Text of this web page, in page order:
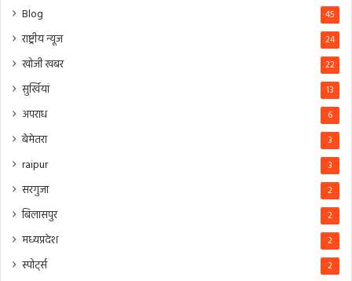
Blog 45
राष्ट्रीय न्यूज 24
खोजी खबर 22
सुर्खियां 13
अपराध 6
बेमेतरा 3
raipur 3
सरगुजा 2
बिलासपुर 2
मध्यप्रदेश 2
स्पोर्ट्स 2